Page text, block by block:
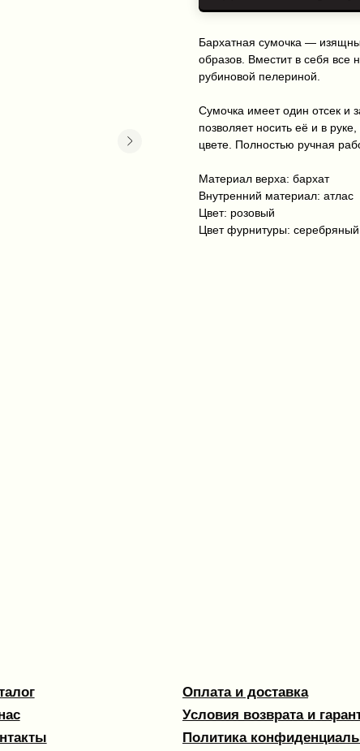
Бархатная сумочка —
образов. Вместит в себя все
рубиновой пелериной.
Сумочка имеет один отсек и
позволяет носить её и в
цвете. Полностью ручная
Материал верха: бархат
Внутренний материал: атлас
Цвет: розовый
Цвет фурнитуры: серебряный